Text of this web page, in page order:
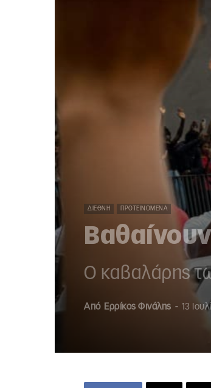
ΔΙΕΘΝΉ ΠΡΟΤΕΙΝΌΜΕΝΑ
Ο καβαλάρης
Από Ερρίκος Φινάλης - 13